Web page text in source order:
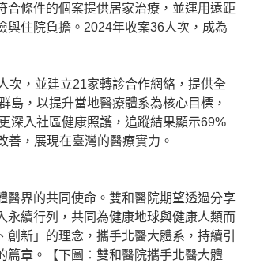
合條件的個案提供居家治療，並運用遠距
與住院負擔。2024年收案36人次，成為
次，並建立21家轉診合作網絡，提供全
島，以提升當地醫療體系為核心目標，
深入社區健康照護，追蹤結果顯示69%
善，展現在臺灣的醫療實力。
醫界的共同使命。雙和醫院期望透過分享
續行列，共同為健康地球與健康人類而
新」的理念，攜手北醫大體系，持續引
篇章。【下圖：雙和醫院攜手北醫大體